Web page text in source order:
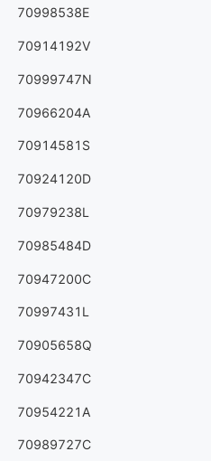
70998538E
70914192V
70999747N
70966204A
70914581S
70924120D
70979238L
70985484D
70947200C
70997431L
70905658Q
70942347C
70954221A
70989727C